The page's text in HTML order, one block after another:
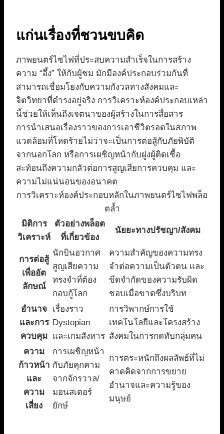
แก่นเรื่องที่ชวนขบคิด
ภาพยนตร์ไซไฟที่ประสบความสำเร็จในการสร้าง
ความ “อึ้ง” ให้กับผู้ชม มักมีองค์ประกอบร่วมกันที่
สามารถเชื่อมโยงกับความกังวลทางสังคมและ
จิตวิทยาที่ดำรงอยู่จริง การวิเคราะห์องค์ประกอบเหล่า
นี้ช่วยให้เห็นถึงเจตนาของผู้สร้างในการสื่อสาร
การนำเสนอเรื่องราวของการเอาชีวิตรอดในสภาพ
แวดล้อมที่โหดร้ายไม่ว่าจะเป็นการต่อสู้กับภัยพิบัติ
จากนอกโลก หรือการเผชิญหน้ากับฝูงผู้ติดเชื้อ
สะท้อนถึงความกลัวต่อการสูญเสียการควบคุม และ
ความไม่แน่นอนของอนาคต
การวิเคราะห์องค์ประกอบหลักในภาพยนตร์ไซไฟพล็อ
ตล้ำ
มิติการ
วิเคราะห์
ตัวอย่างพล็อต
ที่เกี่ยวข้อง
นัยยะทางปรัชญา/สังคม
การต่อสู้
เพื่ออัต
ลักษณ์
นักบินอวกาศ
สูญเสียความ
ทรงจำที่ต้อง
กอบกู้โลก
ความสำคัญของความทรง
จำต่อความเป็นตัวตน และ
ขีดจำกัดของความรับผิด
ชอบเมื่อขาดซึ่งบริบท
อำนาจ
และการ
ควบคุม
เรื่องราว
Dystopian
และเกมสังหาร
การวิพากษ์การใช้
เทคโนโลยีและโครงสร้าง
สังคมในการกดทับกลุ่มคน
ความ
ก้าวหน้า
และ
ความ
เสี่ยง
การเผชิญหน้า
กับภัยคุกคาม
จากจักรวาล/
มอนสเตอร์
ยักษ์
การตระหนักถึงผลลัพธ์ที่ไม่
คาดคิดจากการขยาย
อำนาจและความรู้ของ
มนุษย์